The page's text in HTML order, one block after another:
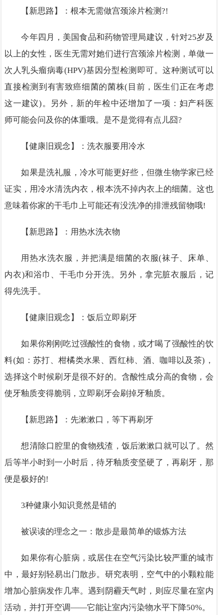
【新思路】：根本无需做宫颈涂片检测?!
今年四月，美国食品和药物管理局建议，针对25岁及
以上的女性，医生无需对她们进行宫颈涂片检测，单做一
次人乳头瘤病毒(HPV)基因分型检测即可。这种测试可以
直接检测到有害致癌细菌的菌株(目前，医生们正在考虑
这一建议)。另外，新的年检中还增加了一项：妇产科医
师可能会问及你的体重哦。是不是觉得有点儿囧?
【健康旧观念】：洗衣服要用冷水
如果是洗礼服，冷水可能更好些，但微生物学家已经
证实，用冷水清洗内衣，根本洗不掉内衣上的细菌。这也
意味着你家的干毛巾上可能还有没洗净的排泄残留物哦!
【新思路】：用热水洗衣物
用热水洗衣服，并把满是细菌的衣服(袜子、床单、
内衣)和浴巾、干毛巾分开洗。另外，拿完脏衣服后，记
得先洗手。
【健康旧观念】：饭后立即刷牙
如果你刚刚吃过强酸性的食物，或才喝了强酸性的饮
料(如：苏打、柑橘类水果、西红柿、酒、咖啡以及茶)，
选择这个时候刷牙是很不好的。含酸性成分高的食物，会
使牙釉质变得脆弱，立即刷牙会刷掉牙釉质。
【新思路】：先漱漱口，等下再刷牙
想清除口腔里的食物残渣，饭后漱漱口就可以了。然
后等半小时到一小时后，待牙釉质变坚硬了，再刷牙，那
便是极好的!
3种健康小知识竟然是错的
被误读的理念之一：散步是最简单的锻炼方法
如果你有心脏病，或居住在空气污染比较严重的城市
中，最好别轻易出门散步。研究表明，空气中的小颗粒能
增加心脏病发作几率。遇到阴霾天气时，则应尽量在室内
活动，并打开空调——它能让室内污染物水平下降50%。